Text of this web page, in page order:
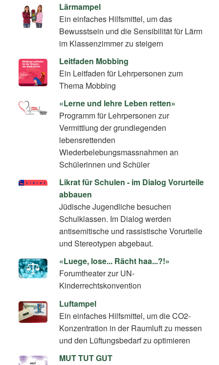
Lärmampel
Ein einfaches Hilfsmittel, um das
Bewusstsein und die Sensibilität für Lärm
im Klassenzimmer zu steigern
Leitfaden Mobbing
Ein Leitfaden für Lehrpersonen zum
Thema Mobbing
«Lerne und lehre Leben retten»
Programm für Lehrpersonen zur
Vermittlung der grundlegenden
lebensrettenden
Wiederbelebungsmassnahmen an
Schülerinnen und Schüler
Likrat für Schulen - im Dialog Vorurteile
abbauen
Jüdische Jugendliche besuchen
Schulklassen. Im Dialog werden
antisemitische und rassistische Vorurteile
und Stereotypen abgebaut.
«Luege, lose... Rächt haa...?!»
Forumtheater zur UN-
Kinderrechtskonvention
Luftampel
Ein einfaches Hilfsmittel, um die CO2-
Konzentration in der Raumluft zu messen
und den Lüftungsbedarf zu optimieren
MUT TUT GUT